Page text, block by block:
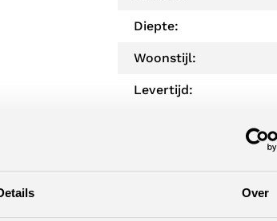
Over
Diepte:
Woonstijl:
Levertijd:
heel
Twijfel je
Neem dan contact met